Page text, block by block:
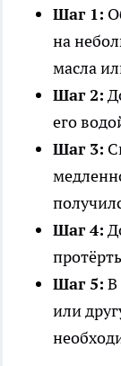
Шаг 1:
на
масла
Шаг 2:
его
Шаг 3:
Шаг 4:
Шаг 5: В
или